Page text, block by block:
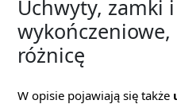
Uchwyty, zamki
różnicę
W opisie pojawiają się także